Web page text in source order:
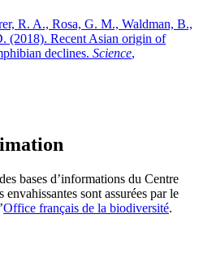
R. A., Rosa, G. M., Waldman, B.,
Recent Asian origin of
declines. Science,
bases d’informations du Centre
envahissantes sont assurées par le
Office français de la biodiversité.